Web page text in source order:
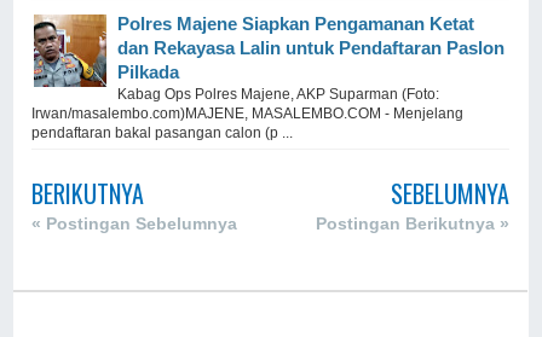
Polres Majene Siapkan Pengamanan Ketat
dan Rekayasa Lalin untuk Pendaftaran Paslon
Pilkada
Kabag Ops Polres Majene, AKP Suparman (Foto:
Irwan/masalembo.com)MAJENE, MASALEMBO.COM - Menjelang
pendaftaran bakal pasangan calon (p ...
BERIKUTNYA
« Postingan Sebelumnya
SEBELUMNYA
Postingan Berikutnya »